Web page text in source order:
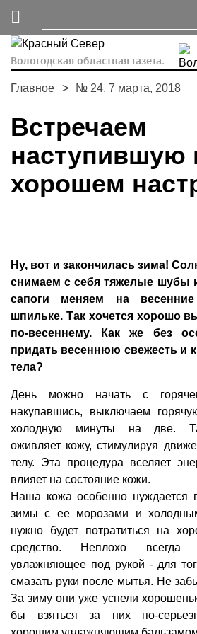
Вологодская областная газета.
Главное № 24, 7 марта, 2018
Встречаем
наступившую
хорошем
Ну, вот и закончилась зима!
снимаем с себя тяжелые шубы
сапоги меняем на
шпильке. Так хочется хорошо
по-весеннему. Как же без
придать весеннюю свежесть и
тела?
День можно начать с
накупавшись, выключаем
холодную минуты на две.
оживляет кожу, стимулируя
телу. Эта процедура вселяет
влияет на состояние кожи.
Наша кожа особенно нуждается
зимы с ее морозами и
нужно будет потратиться на
средство. Неплохо всегда
увлажняющее под рукой - для
смазать руки после мытья. Не
За зиму они уже успели
бы взяться за них по-